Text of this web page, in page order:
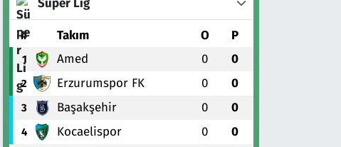
Süper Lig
# Takım O P
1 Amed 0 0
2 Erzurumspor FK 0 0
3 Başakşehir 0 0
4 Kocaelispor 0 0